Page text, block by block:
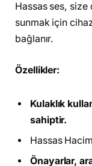
Hassas ses,
sunmak için
bağlanır.
Özellikler:
Kulaklık
sahiptir.
Hassas
Önayarlar,